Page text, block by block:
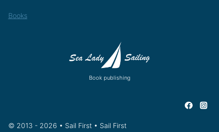
Books
Book publishing
© 2013 - 2026 • Sail First • Sail First